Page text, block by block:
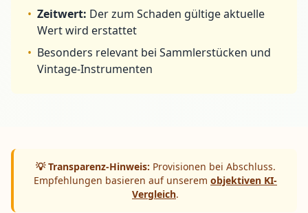
• Zeitwert: Der zum Schaden gültige aktuelle
Wert wird erstattet
• Besonders relevant bei Sammlerstücken und
Vintage-Instrumenten
💡 Transparenz-Hinweis: Provisionen bei Abschluss.
Empfehlungen basieren auf unserem objektiven KI-
Vergleich.